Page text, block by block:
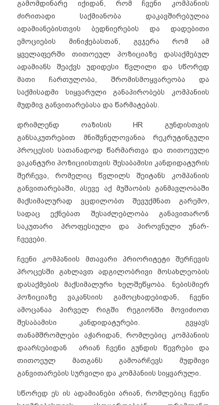
გამომდინარე იქიდან, რომ ჩვენი კომპანიის
ძირითადი საქმიანობა დაკავშირებულია
ადამიანებისთვის ბედნიერების და დადებითი
ემოციების მინიჭებასთან, გვჯერა რომ ამ
ყველაფერში თითოეულ პოზიციაზე დასაქმებულ
ადამიანს შეაქვს უდიდესი წვლილი და სწორედ
მათი ჩართულობა, შრომისმოყვარეობა და
საქმისადმი სიყვარული განაპირობებს კომპანიის
მუდმივ განვითარებასა და წარმატებას.
დრიმლენდ ოაზისის HR გუნდისთვის
განსაკუთრებით მნიშვნელოვანია რეკრუტინგული
პროცესის სათანადოდ წარმართვა და თითოეული
ვაკანტური პოზიციისთვის შესაბამისი კანდიდატურის
შერჩევა, რომელიც წვლილს შეიტანს კომპანიის
განვითარებაში, ასევე აქ მუშაობის განმავლობაში
მაქსიმალურად ვცდილობთ შევუქმნათ გარემო,
სადაც ექნებათ შესაძლებლობა განავითარონ
საკუთარი პროფესიული და პიროვნული უნარ-
ჩვევები.
ჩვენი კომპანიის მთავარი პრიორიტეტი შერჩევის
პროცესში გახლავთ ადგილობრივი მოსახლეობის
დასაქმების მაქსიმალური ხელშეწყობა. ნებისმიერ
პოზიციაზე ვაკანსიის გამოცხადებიდან, ჩვენი
ამოცანაა პირველ რიგში რეგიონში მოვიძიოთ
შესაბამისი კანდიდატურები. გვყავს
თანამშრომლები აჭარიდან, რომლებიც კომპანიის
დაარსებიდან არიან ჩვენი გუნდის წევრები და
თითოეულ მათგანს გამოარჩევს მუდმივი
განვითარების სურვილი და კომპანიის სიყვარული.
სწორედ ეს ის ადამიანები არიან, რომლებიც ჩვენი